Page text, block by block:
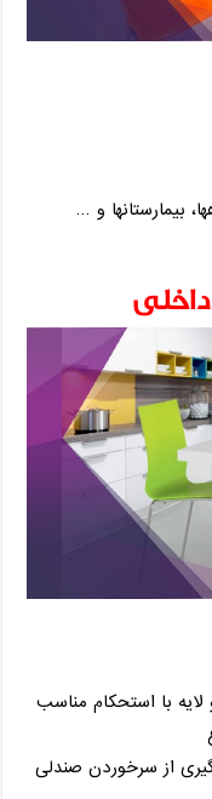
بیمارستانها و …
با استحکام مناسب
از سرخوردن صندلی